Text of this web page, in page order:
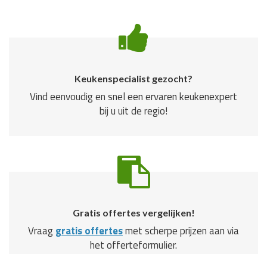
Keukenspecialist gezocht?
Vind eenvoudig en snel een ervaren keukenexpert
bij u uit de regio!
Gratis offertes vergelijken!
Vraaggratis offertesmet scherpe prijzen aan via
het offerteformulier.